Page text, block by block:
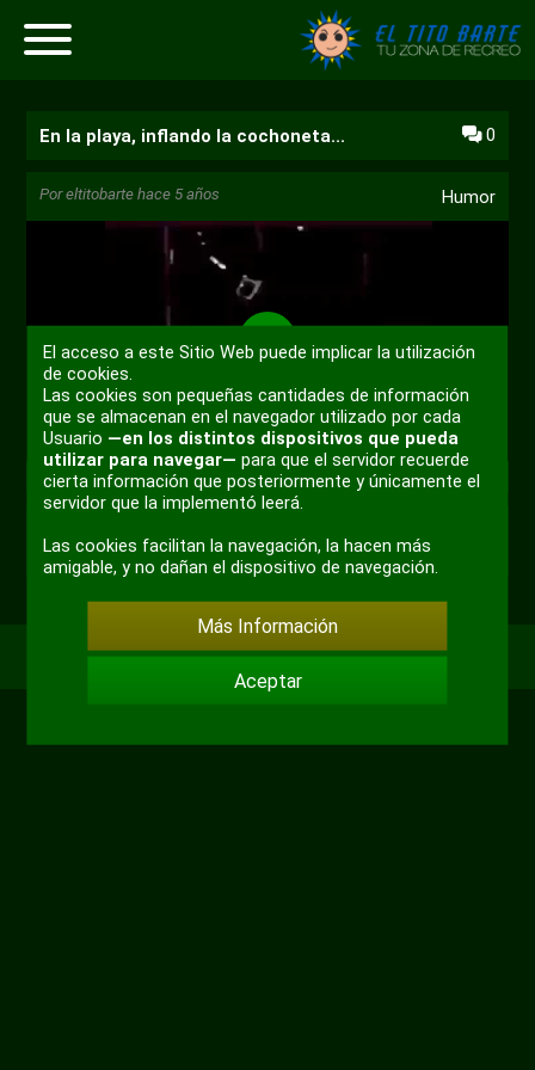
En la playa, inflando la cochoneta... 0
Poreltitobarte hace 5 años Humor
Reproducir
00:00
Desactivar
sonido
Ajustes
PIP
Reproducir
@rimanegra
+ 3
El acceso a este Sitio Web puede implicar la utilización
de cookies.
Las cookies son pequeñas cantidades de información
que se almacenan en el navegador utilizado por cada
Usuario —en los distintos dispositivos que pueda
utilizar para navegar— para que el servidor recuerde
cierta información que posteriormente y únicamente el
servidor que la implementó leerá.
Las cookies facilitan la navegación, la hacen más
amigable, y no dañan el dispositivo de navegación.
Más Información
Aceptar